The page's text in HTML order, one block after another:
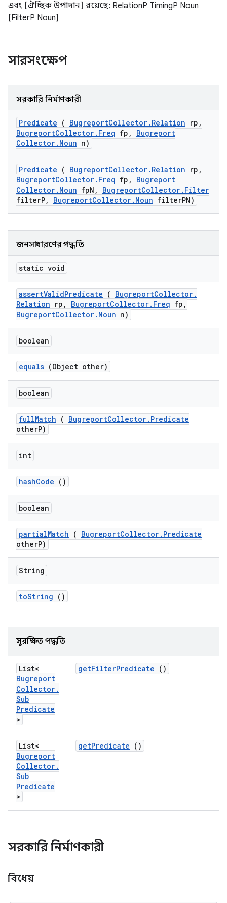
এবং [ঐচ্ছিক উপাদান] রয়েছে: RelationP TimingP Noun
[FilterP Noun]
সারসংক্ষেপ
সরকারি নির্মাণকারী
Predicate ( BugreportCollector. Relation rp ,
BugreportCollector. Freq fp ,
Bugreport
Collector. Noun n)
Predicate ( BugreportCollector. Relation rp ,
BugreportCollector. Freq fp ,
Bugreport
Collector. Noun fpN , BugreportCollector. Filter
filterP, BugreportCollector. Noun filterPN)
জনসাধারণের পদ্ধতি
static void
assertValidPredicate ( BugreportCollector.
Relation rp , BugreportCollector. Freq fp ,
BugreportCollector. Noun n)
boolean
equals (Object other)
boolean
fullMatch ( BugreportCollector. Predicate
otherP)
int
hashCode ()
boolean
partialMatch ( BugreportCollector. Predicate
otherP)
String
toString ()
সুরক্ষিত পদ্ধতি
List<
Bugreport
Collector.
Sub
Predicate
>
getFilterPredicate ()
List<
Bugreport
Collector.
Sub
Predicate
>
getPredicate ()
সরকারি নির্মাণকারী
বিধেয়